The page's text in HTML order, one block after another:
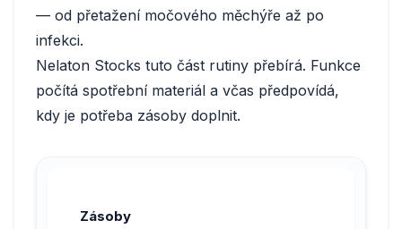
— od přetažení močového měchýře až po
infekci.
Nelaton Stocks tuto část rutiny přebírá. Funkce
počítá spotřební materiál a včas předpovídá,
kdy je potřeba zásoby doplnit.
Zásoby